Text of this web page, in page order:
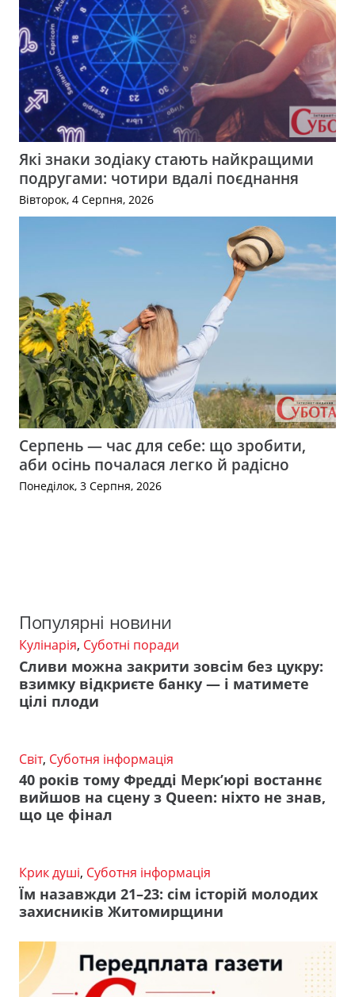
Які знаки зодіаку стають найкращими
подругами: чотири вдалі поєднання
Вівторок, 4 Серпня, 2026
Серпень — час для себе: що зробити,
аби осінь почалася легко й радісно
Понеділок, 3 Серпня, 2026
Популярні новини
Кулінарія, Суботні поради
Сливи можна закрити зовсім без цукру:
взимку відкриєте банку — і матимете
цілі плоди
Світ, Суботня інформація
40 років тому Фредді Мерк’юрі востаннє
вийшов на сцену з Queen: ніхто не знав,
що це фінал
Крик душі, Суботня інформація
Їм назавжди 21–23: сім історій молодих
захисників Житомирщини